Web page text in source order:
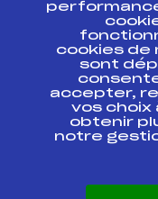
Pass’Neige
Projet sportif
Projet de
Antidopage
Pôle
Scientifique
Listes
Pôle vie de
cookies de
sont
accepter,
vos choix
obtenir
notre